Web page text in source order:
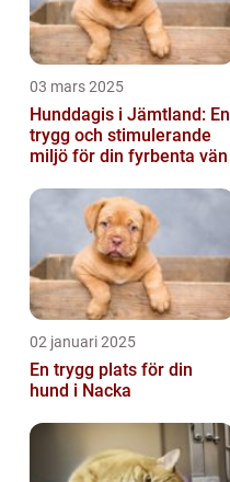
03 mars 2025
Hunddagis i Jämtland: En
trygg och stimulerande
miljö för din fyrbenta vän
02 januari 2025
En trygg plats för din
hund i Nacka